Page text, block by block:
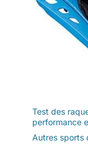
Test des
performance
Autres sports